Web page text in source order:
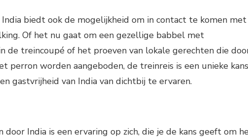
India biedt ook de mogelijkheid om in contact te komen met
Of het nu gaat om een gezellige babbel met
de treincoupé of het proeven van lokale gerechten die
perron worden aangeboden, de treinreis is een unieke kans
gastvrijheid van India van dichtbij te ervaren.
door India is een ervaring op zich, die je de kans geeft om